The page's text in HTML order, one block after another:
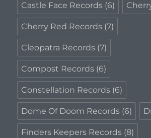
Castle Face Records (6)
Cherry Red Records (7)
Cleopatra Records (7)
Compost Records (6)
Constellation Records (6)
Dome Of Doom Records (6)
Finders Keepers Records (8)